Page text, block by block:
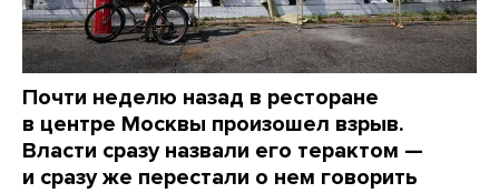
Почти неделю назад в ресторане
в центре Москвы произошел взрыв.
Власти сразу назвали его терактом —
и сразу же перестали о нем говорить